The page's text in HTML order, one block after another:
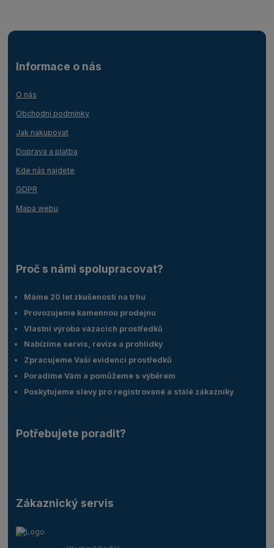
Informace o nás
O nás
Obchodní podmínky
Jak nakupovat
Doprava a platba
Kde nás najdete
GDPR
Mapa webu
Proč s námi spolupracovat?
Máme 20 let zkušeností na trhu
Provozujeme kamennou prodejnu
Vlastní výroba vázacích prostředků
Nabízíme servis, revize a prohlídky
Zpracujeme Vaší evidenci prostředků
Poradíme Vám a pomůžeme s výběrem
Poskytujeme slevy pro registrované a stálé zákazníky
Potřebujete poradit?
Zákaznický servis